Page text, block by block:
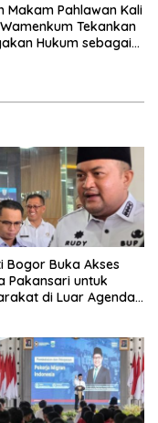
Makam Pahlawan Kali
Tekankan
Hukum sebagai
Bogor Buka Akses
Pakansari untuk
di Luar Agenda